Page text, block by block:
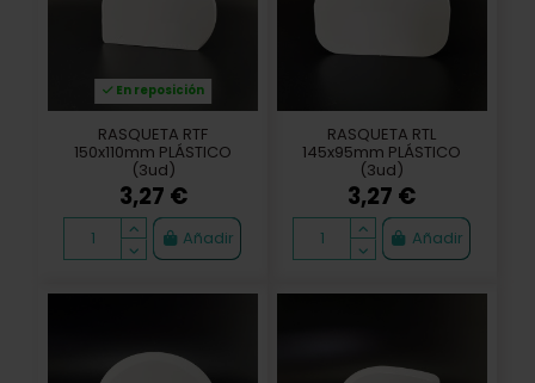
En reposición
RASQUETA RTF
150x110mm PLÁSTICO
(3ud)
3,27 €
Añadir
RASQUETA RTL
145x95mm PLÁSTICO
(3ud)
3,27 €
Añadir